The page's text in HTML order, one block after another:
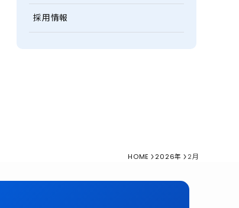
採用情報
HOME 2026年 2月